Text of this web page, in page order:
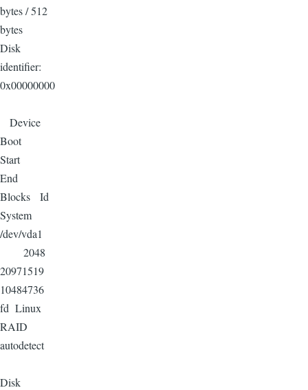
bytes / 512
bytes
Disk
identifier:
0x00000000
Device
Boot
Start
End
Blocks Id
System
/dev/vda1
2048
20971519
10484736
fd Linux
RAID
autodetect
Disk